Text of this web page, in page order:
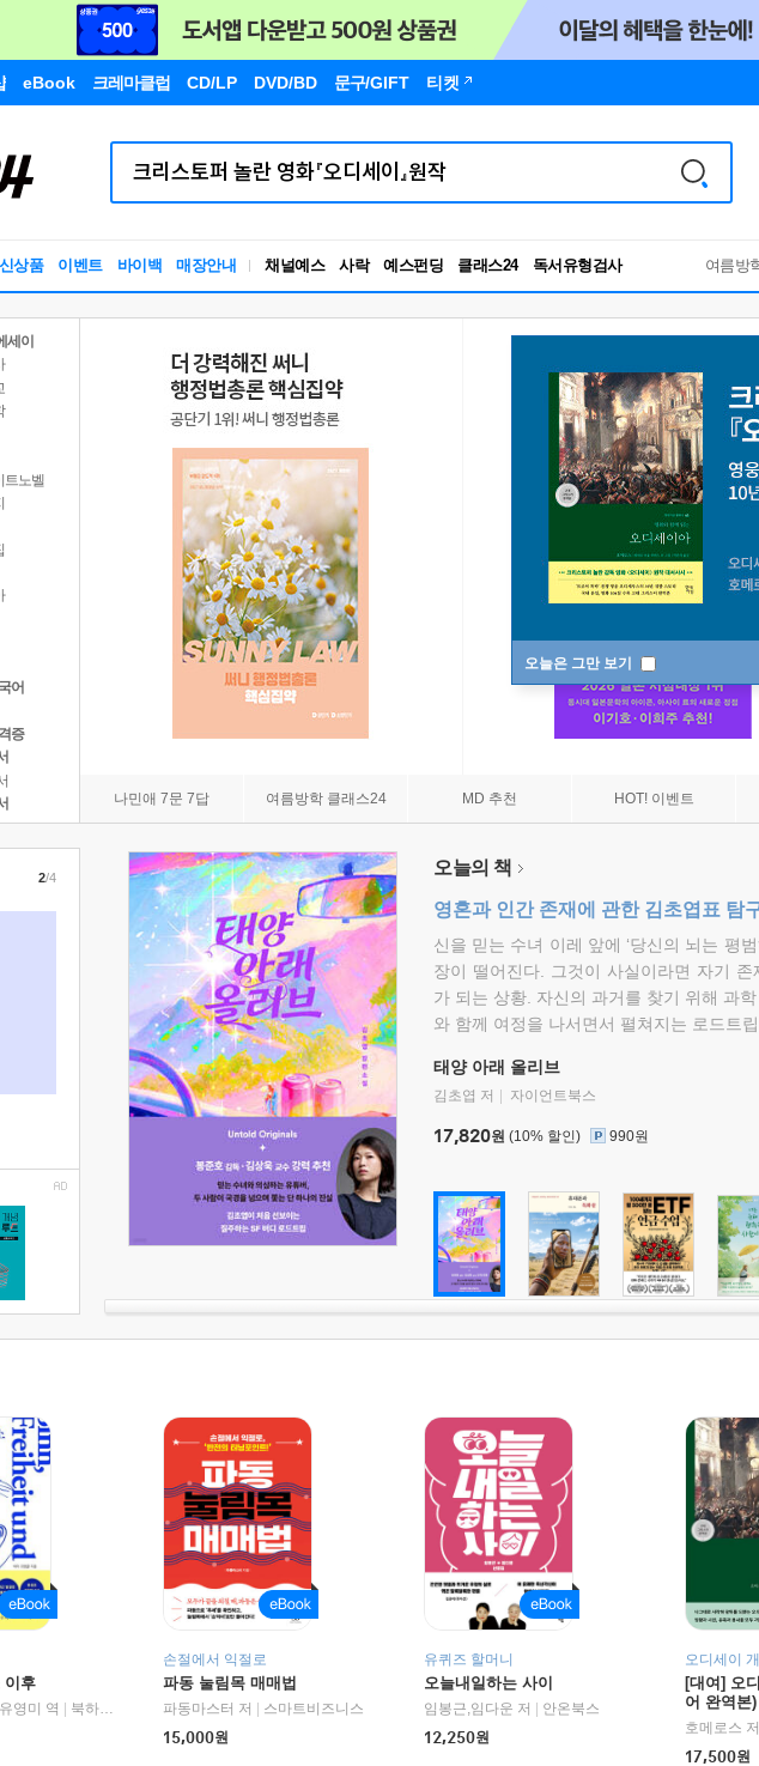
eBook 크레마클럽 CD/LP DVD/BD 문구/GIFT 티켓
신상품 이벤트 바이백 매장안내 채널예스 사락 예스펀딩 클래스24
RBTI Lab
독서유형검사
여름방
오늘은 그만 보기
세이
트노벨
어
증
나민애 7문 7답 여름방학 클래스24 MD 추천 HOT! 이벤트
2/4 오늘의 책
영혼과 인간 존재에 관한 김초엽표 탐
신을 믿는 수녀 이레 앞에 ‘당신의 뇌는 평
장이 떨어진다. 그것이 사실이라면 자기 존
가 되는 상황. 자신의 과거를 찾기 위해 과
와 함께 여정을 나서면서 펼쳐지는 로드트립
태양 아래 올리브
김초엽 저 자이언트북스
17,820원 (10% 할인) 990원
이후
영미 역
북하우스
손절에서 익절로
파동 눌림목 매매법
파동마스터 저
스마트비즈니스
15,000원
유퀴즈 할머니
오늘내일하는 사이
임봉근,임다운 저
안온북스
12,250원
오디세이
[대여] 오
어 완역본)
17,500원